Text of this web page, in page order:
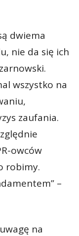
dwiema
nie da się ich
wszystko na
zaufania.
owców
robimy.
–
na